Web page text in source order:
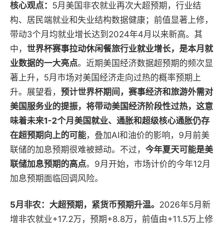
核心观点： 5月美国非农就业再次大超预期，行业结
构、居民端就业和失业结构数据健康；前值显著上修，
带动3个月均就业增长达到2024年4月以来新高。其
中， 世界杯赛事拉动休闲餐旅行业就业增长，是本月就
业数据的一大亮点。近期美国经济数据超预期的频次显
著上升，5月市场对美国经济走向过热的概率预期上
升。展望看， 预计世界杯期间，赛事经济和旅游外需对
美国服务业的提振，将带动美国经济阶段性过热，这意
味着未来1-2个月美国就业、通胀和超级核心通胀仍存
在超预期向上的可能，叠加AI和油价的影响，9月前美
联储的加息预期很难被撼动。不过， 今年夏天可能是美
联储加息预期的高点。9月开始，市场计价的今年12月
加息预期面临回调风险。
5月非农：大超预期，紧货币预期升温。 2026年5月新
增非农就业+17.2万，预期+8.8万，前值由+11.5万上修